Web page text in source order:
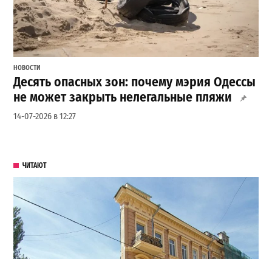
НОВОСТИ
Десять опасных зон: почему мэрия Одессы
не может закрыть нелегальные пляжи
14-07-2026 в 12:27
ЧИТАЮТ